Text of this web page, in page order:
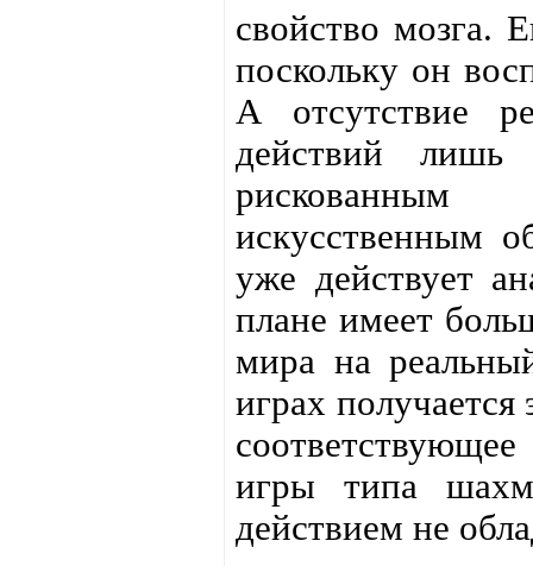
свойство мозга.
поскольку он
А отсутствие
действий
искусственным
уже действует
плане имеет
мира на
играх
игры типа
действием не